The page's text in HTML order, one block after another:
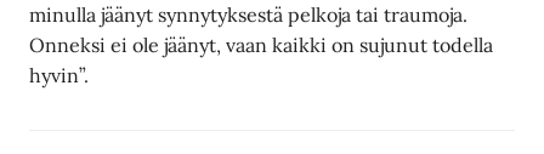
minulla jäänyt synnytyksestä pelkoja tai traumoja.
Onneksi ei ole jäänyt, vaan kaikki on sujunut todella
hyvin”.